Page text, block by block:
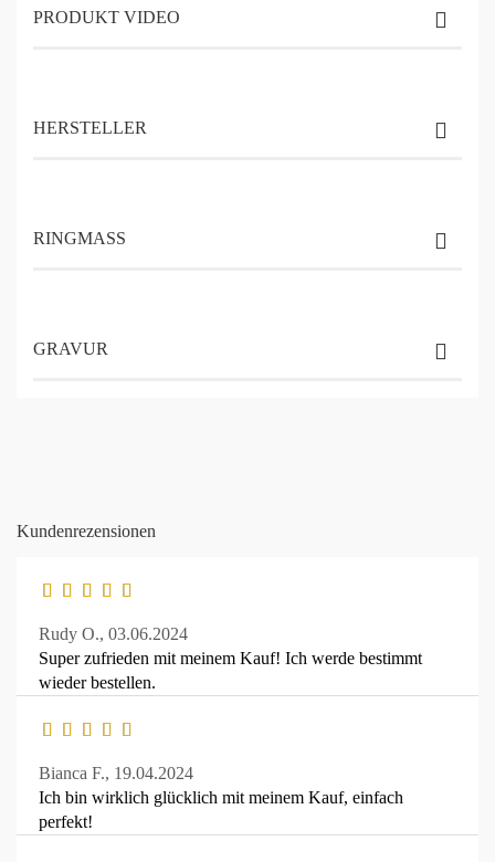
PRODUKT VIDEO
HERSTELLER
RINGMASS
GRAVUR
Kundenrezensionen
Rudy O., 03.06.2024
Super zufrieden mit meinem Kauf! Ich werde bestimmt
wieder bestellen.
Bianca F., 19.04.2024
Ich bin wirklich glücklich mit meinem Kauf, einfach
perfekt!